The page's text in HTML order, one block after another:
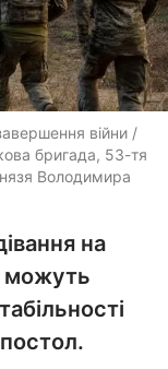
війни /
бригада, 53-тя
Володимира
на
можуть